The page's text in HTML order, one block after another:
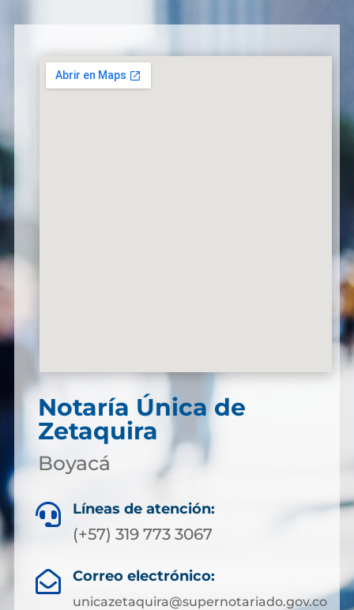
Notaría Única de
Zetaquira
Boyacá
 Líneas de atención:
(+57) 319 773 3067
 Correo electrónico:
unicazetaquira@supernotariado.gov.co